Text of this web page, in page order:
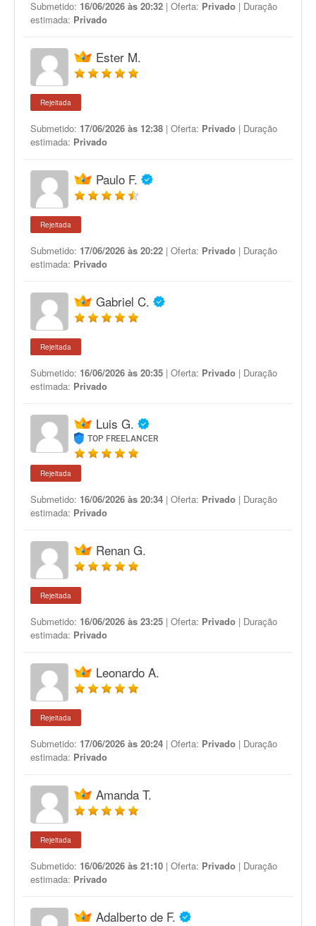
Submetido: 16/06/2026 às 20:32 | Oferta: Privado | Duração
estimada: Privado
Ester M.
Rejeitada
Submetido: 17/06/2026 às 12:38 | Oferta: Privado | Duração
estimada: Privado
Paulo F.
Rejeitada
Submetido: 17/06/2026 às 20:22 | Oferta: Privado | Duração
estimada: Privado
Gabriel C.
Rejeitada
Submetido: 16/06/2026 às 20:35 | Oferta: Privado | Duração
estimada: Privado
Luis G.
TOP FREELANCER
Rejeitada
Submetido: 16/06/2026 às 20:34 | Oferta: Privado | Duração
estimada: Privado
Renan G.
Rejeitada
Submetido: 16/06/2026 às 23:25 | Oferta: Privado | Duração
estimada: Privado
Leonardo A.
Rejeitada
Submetido: 17/06/2026 às 20:24 | Oferta: Privado | Duração
estimada: Privado
Amanda T.
Rejeitada
Submetido: 16/06/2026 às 21:10 | Oferta: Privado | Duração
estimada: Privado
Adalberto de F.